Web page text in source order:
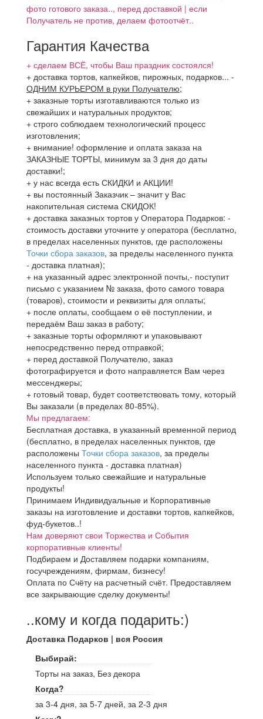
фото готового заказа.., перед доставкой | если
Получатель не против, делаем фотоотчёт..
Гарантия Качества
+ сделаем ВСЁ, чтобы Ваш праздник состоялся!
+ доставка тортов, капкейков, пирожных, подарков... -
ОДНИМ КУРЬЕРОМ в руки Получателю;
+ заказные торты изготавливаются только из
свежайших и натуральных продуктов;
+ строго соблюдаем технологический процесс
изготовления;
+ внимание! оформление и оплата заказа на
ЗАКАЗНЫЕ ТОРТЫ, минимум за 3 дня до даты
доставки!;
+ у нас всегда есть СКИДКИ и АКЦИИ!
+ вы постоянный Заказчик – значит у Вас
накопительная система СКИДОК!
+ доставка заказных тортов у Оператора Подарков: -
стоимость доставки уточните у оператора (бесплатно,
в пределах населенных пунктов, где расположены
Точки сбора заказов, за пределы населенного пункта
- доставка платная);
+ на указанный адрес электронной почты,- поступит
письмо с указанием № заказа, фото самого товара
(товаров), стоимости и реквизиты для оплаты;
+ после оплаты, сообщаем о её поступлении, и
передаём Ваш заказ в работу;
+ заказные торты оформляют и упаковывают
непосредственно перед отправкой;
+ перед доставкой Получателю, заказ
фотографируется и фото направляется Вам через
мессенджеры;
+ готовый товар, будет соответствовать тому, который
Вы заказали (в пределах 80-85%).
Мы предлагаем:
Бесплатная доставка, в указанный временной период
(бесплатно, в пределах населенных пунктов, где
расположены Точки сбора заказов, за пределы
населенного пункта - доставка платная)
Используем только свежайшие и натуральные
продукты!
Принимаем Индивидуальные и Корпоративные
заказы на изготовление и доставки тортов, капкейков,
фуд-букетов..!
Нам доверяют свои Торжества и События
корпоративные клиенты!
Подбираем и Доставляем подарки компаниям,
госучреждениям, фирмам, бизнесу!
Оплата по Счёту на расчетный счёт. Предоставляем
все закрывающие сделку документы!
..кому и когда подарить:)
Доставка Подарков | вся Россия
Выбирай:
Торты на заказ, Без декора
Когда?
за 3-4 дня, за 5-7 дней, за 2-3 дня